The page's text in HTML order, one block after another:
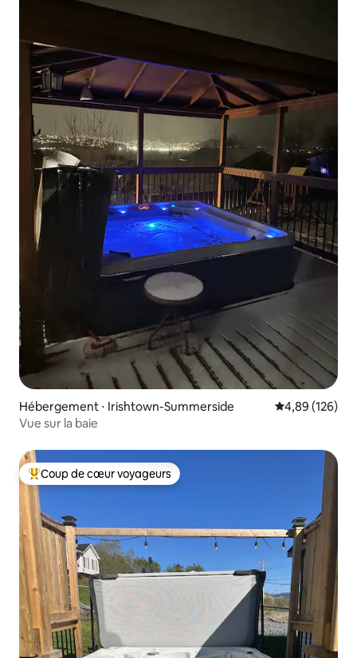
Hébergement ⋅ Irishtown-Summerside Évaluation
4,89 (126)
Vue sur la baie
Coups de cœur voyageurs les plus appréciés
Coup de cœur voyageurs